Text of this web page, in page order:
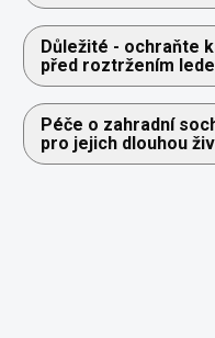
Důležité - ochraňte
před roztržením
Péče o zahradní
pro jejich dlouhou